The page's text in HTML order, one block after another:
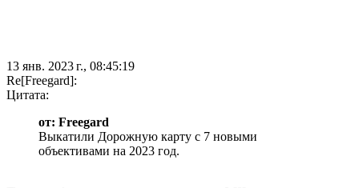
13 янв. 2023 г., 08:45:19
Re[Freegard]:
Цитата:
от: Freegard
Выкатили Дорожную карту с 7 новыми
объективами на 2023 год.